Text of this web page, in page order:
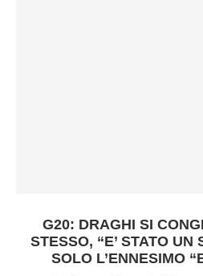
G20: DRAGHI SI
STESSO, “E’ STATO UN
SOLO L’ENNESIMO